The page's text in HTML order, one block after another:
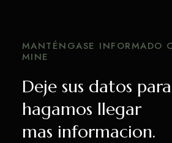
MANTÉNGASE INFORMADO
MINE
Deje sus datos
hagamos llegar
mas informacion.